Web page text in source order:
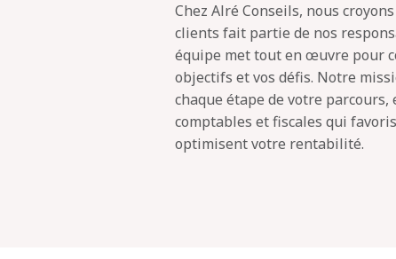
Chez Alré Conseils, nous
clients fait partie de nos
équipe met tout en œuvre pour
objectifs et vos défis. Notre
chaque étape de votre
comptables et fiscales qui
optimisent votre rentabilité.